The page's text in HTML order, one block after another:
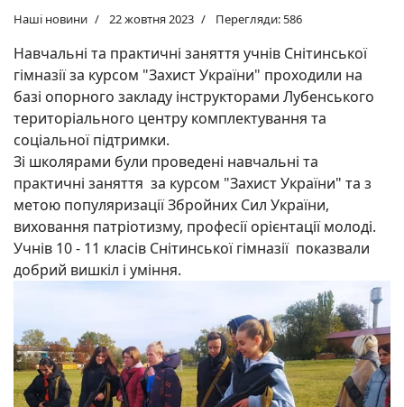
Наші новини 22 жовтня 2023 Перегляди: 586
Навчальні та практичні заняття учнів Снітинської
гімназії за курсом "Захист України" проходили на
базі опорного закладу інструкторами Лубенського
територіального центру комплектування та
соціальної підтримки.
Зі школярами були проведені навчальні та
практичні заняття за курсом "Захист України" та з
метою популяризації Збройних Сил України,
виховання патріотизму, професії орієнтації молоді.
Учнів 10 - 11 класів Снітинської гімназії показвали
добрий вишкіл і уміння.